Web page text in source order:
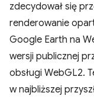
zdecydował się
renderowanie
Google Earth na
wersji publicznej
obsługi WebGL2.
w najbliższej